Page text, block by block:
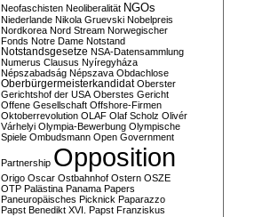
Neofaschisten Neoliberalität NGOs
Niederlande Nikola Gruevski Nobelpreis
Nordkorea Nord Stream Norwegischer
Fonds Notre Dame Notstand
Notstandsgesetze NSA-Datensammlung
Numerus Clausus Nyíregyháza
Népszabadság Népszava Obdachlose
Oberbürgermeisterkandidat Oberster
Gerichtshof der USA Oberstes Gericht
Offene Gesellschaft Offshore-Firmen
Oktoberrevolution OLAF Olaf Scholz Olivér
Várhelyi Olympia-Bewerbung Olympische
Spiele Ombudsmann Open Government
Partnership Opposition
Origo Oscar Ostbahnhof Ostern OSZE
OTP Palästina Panama Papers
Paneuropäisches Picknick Paparazzo
Papst Benedikt XVI. Papst Franziskus